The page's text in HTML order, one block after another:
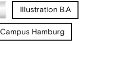
Illustration B.A
Campus Hamburg